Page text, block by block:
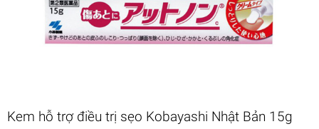
Kem hỗ trợ điều trị sẹo Kobayashi Nhật Bản 15g